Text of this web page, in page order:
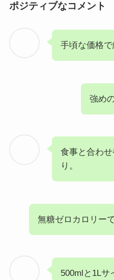
ポジティブなコメント
手頃な価格で
強め
食事と合わ
り。
無糖ゼロカロリー
500mlと1Lサ